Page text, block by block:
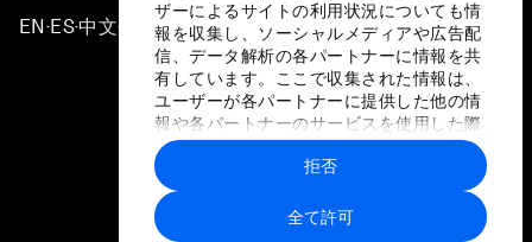
ザーによるサイトの利用状況についても情
報を収集し、ソーシャルメディアや広告配
信、データ解析の各パートナーに情報を共
有しています。ここで収集された情報は、
ユーザーが各パートナーに提供した他の情
報や各パートナーのサービスを使用した際
に収集された情報と組み合わされ、各パー
トナーによって使用されることがありま
す。
全て許可
拒否
EN ▪ ES▪中文▪ 日本語
プライバシーポリシーと利用規約
サイトマップ